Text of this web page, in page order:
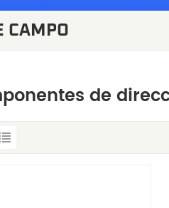
CAMPO
de